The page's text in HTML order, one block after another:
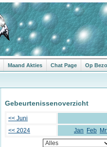
Maand Akties Chat Page Op
Gebeurtenissenoverzicht
<< Juni
<< 2024
Jan Feb